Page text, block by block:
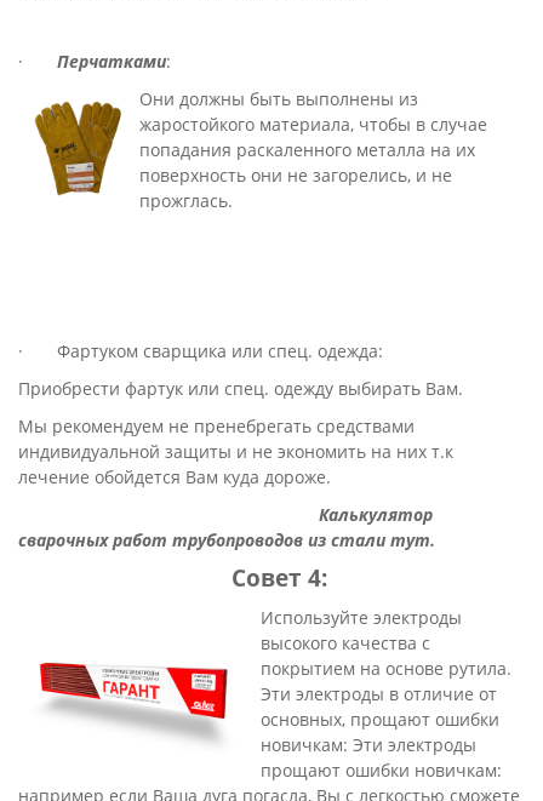
· Перчатками:
Они должны быть выполнены из
жаростойкого материала, чтобы в случае
попадания раскаленного металла на их
поверхность они не загорелись, и не
прожглась.
· Фартуком сварщика или спец. одежда:
Приобрести фартук или спец. одежду выбирать Вам.
Мы рекомендуем не пренебрегать средствами
индивидуальной защиты и не экономить на них т.к
лечение обойдется Вам куда дороже.
Калькулятор
сварочных работ трубопроводов из стали тут.
Совет 4:
Используйте электроды
высокого качества с
покрытием на основе рутила.
Эти электроды в отличие от
основных, прощают ошибки
новичкам: Эти электроды
прощают ошибки новичкам:
например если Ваша дуга погасла, Вы с легкостью сможете